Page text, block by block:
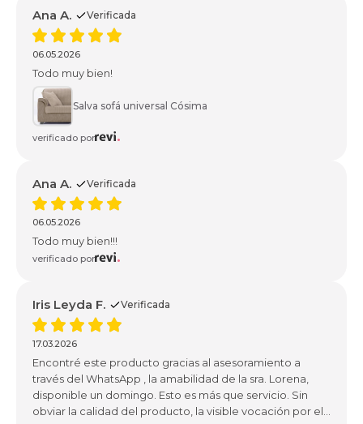
Ana A. Verificada
06.05.2026
Todo muy bien!
Salva sofá universal Cósima
verificado por
Ana A. Verificada
06.05.2026
Todo muy bien!!!
verificado por
Iris Leyda F. Verificada
17.03.2026
Encontré este producto gracias al asesoramiento a
través del WhatsApp , la amabilidad de la sra. Lorena,
disponible un domingo. Esto es más que servicio. Sin
obviar la calidad del producto, la visible vocación por el